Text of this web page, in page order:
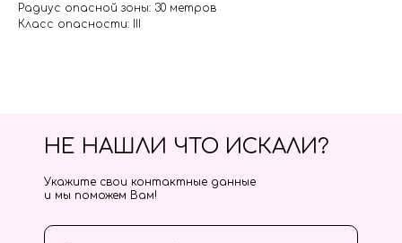
Радиус опасной зоны: 30 метров
Класс опасности: III
НЕ НАШЛИ ЧТО ИСКАЛИ?
Укажите свои контактные данные
и мы поможем Вам!